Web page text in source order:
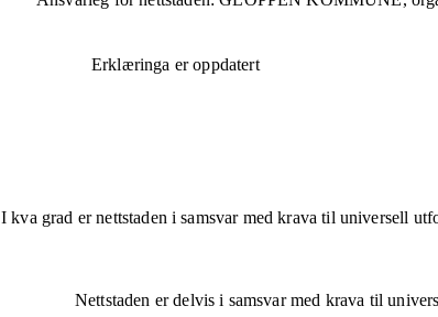
Erklæringa er oppdatert
I kva grad er nettstaden i samsvar med krava til universell
Nettstaden erdelvis i samsvarmed krava til